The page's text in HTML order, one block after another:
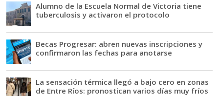
Alumno de la Escuela Normal de Victoria tiene
tuberculosis y activaron el protocolo
Becas Progresar: abren nuevas inscripciones y
confirmaron las fechas para anotarse
La sensación térmica llegó a bajo cero en zonas
de Entre Ríos: pronostican varios días muy fríos